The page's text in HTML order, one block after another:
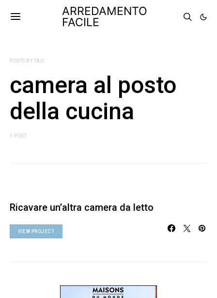
ARREDAMENTO
FACILE
POSTS BY TAG
camera al posto
della cucina
1 POST
Ricavare un’altra camera da letto
VIEW PROJECT